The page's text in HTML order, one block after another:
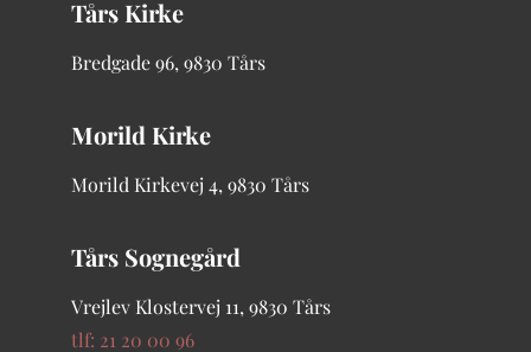
Tårs Kirke
Bredgade96, 9830 Tårs
Morild Kirke
Morild Kirkevej 4, 9830 Tårs
Tårs Sognegård
Vrejlev Klostervej 11, 9830 Tårs
tlf: 21 20 00 96